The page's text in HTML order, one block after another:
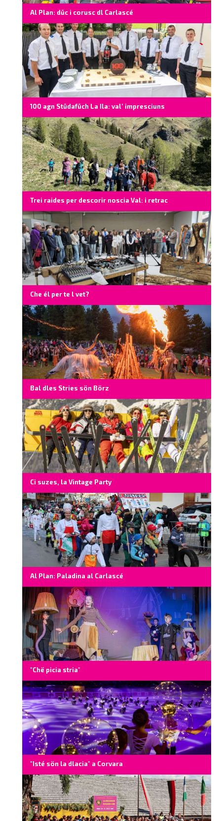
Al Plan: düc i corusc dl Carlascé
100 agn Stüdafüch La Ila: val’ impresciuns
Trei raides per descorir noscia Val: i retrac
Che él per te l vet?
Bal dles Stries sön Börz
Ci suzes, la Vintage Party
Al Plan: Paladina al Carlascé
"Chë picia stria"
"Isté sön la dlacia" a Corvara